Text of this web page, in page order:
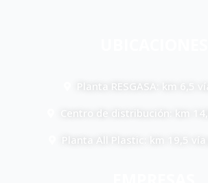
Planta RESGASA: km 6,5
Centro de distribución: km
Planta All Plastic: km 19,5